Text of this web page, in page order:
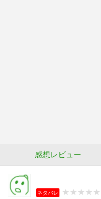
感想レビュー
ネタバレ
★★★★★